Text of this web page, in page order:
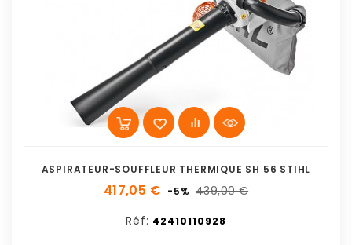
ASPIRATEUR-SOUFFLEUR THERMIQUE SH 56 STIHL
417,05 € -5% 439,00 €
Réf: 42410110928